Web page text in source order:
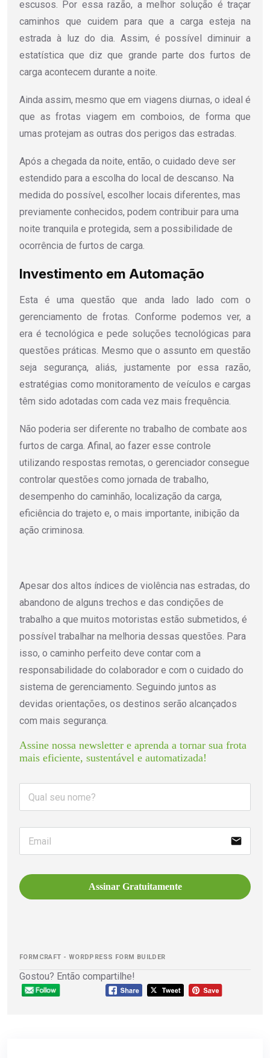
escusos. Por essa razão, a melhor solução é traçar
caminhos que cuidem para que a carga esteja na
estrada à luz do dia. Assim, é possível diminuir a
estatística que diz que grande parte dos furtos de
carga acontecem durante a noite.
Ainda assim, mesmo que em viagens diurnas, o ideal é
que as frotas viagem em comboios, de forma que
umas protejam as outras dos perigos das estradas.
Após a chegada da noite, então, o cuidado deve ser
estendido para a escolha do local de descanso. Na
medida do possível, escolher locais diferentes, mas
previamente conhecidos, podem contribuir para uma
noite tranquila e protegida, sem a possibilidade de
ocorrência de furtos de carga.
Investimento em Automação
Esta é uma questão que anda lado lado com o
gerenciamento de frotas. Conforme podemos ver, a
era é tecnológica e pede soluções tecnológicas para
questões práticas. Mesmo que o assunto em questão
seja segurança, aliás, justamente por essa razão,
estratégias como monitoramento de veículos e cargas
têm sido adotadas com cada vez mais frequência.
Não poderia ser diferente no trabalho de combate aos
furtos de carga. Afinal, ao fazer esse controle
utilizando respostas remotas, o gerenciador consegue
controlar questões como jornada de trabalho,
desempenho do caminhão, localização da carga,
eficiência do trajeto e, o mais importante, inibição da
ação criminosa.
Apesar dos altos índices de violência nas estradas, do
abandono de alguns trechos e das condições de
trabalho a que muitos motoristas estão submetidos, é
possível trabalhar na melhoria dessas questões. Para
isso, o caminho perfeito deve contar com a
responsabilidade do colaborador e com o cuidado do
sistema de gerenciamento. Seguindo juntos as
devidas orientações, os destinos serão alcançados
com mais segurança.
Assine nossa newsletter e aprenda a tornar sua frota
mais eficiente, sustentável e automatizada!
email
Assinar Gratuitamente
FORMCRAFT - WORDPRESS FORM BUILDER
Gostou? Então compartilhe!